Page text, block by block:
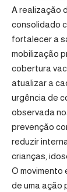
A realização
consolidado
fortalecer a
mobilização
cobertura
atualizar a
urgência de
observada
prevenção
reduzir
crianças,
O movimento
de uma ação